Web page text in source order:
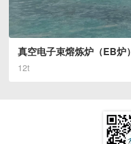
真空电子束熔炼炉（EB炉）
12t